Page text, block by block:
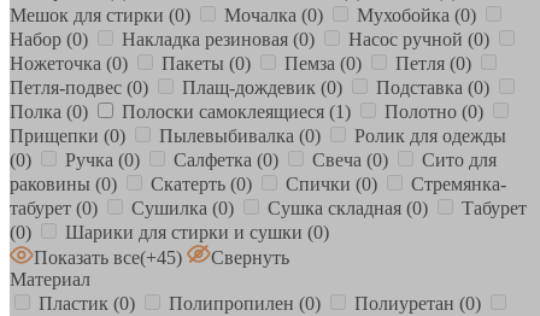
Мешок для стирки (0) Мочалка (0) Мухобойка (0)
Набор (0) Накладка резиновая (0) Насос ручной (0)
Ножеточка (0) Пакеты (0) Пемза (0) Петля (0)
Петля-подвес (0) Плащ-дождевик (0) Подставка (0)
Полка (0) Полоски самоклеящиеся (1) Полотно (0)
Прищепки (0) Пылевыбивалка (0)
Ролик для одежды
(0)
Ручка (0) Салфетка (0) Свеча (0)
Сито для
раковины (0) Скатерть (0) Спички (0)
Стремянка-
табурет (0) Сушилка (0) Сушка складная (0)
Табурет
(0)
Шарики для стирки и сушки (0)
Показать все(+45)
Свернуть
Материал
Пластик (0) Полипропилен (0) Полиуретан (0)